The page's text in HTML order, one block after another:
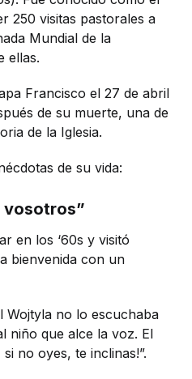
250 visitas pastorales a
Mundial de la
ellas.
Francisco el 27 de abril
de su muerte, una de
de la Iglesia.
de su vida:
vosotros”
en los ‘60s y visitó
bienvenida con un
Wojtyla no lo escuchaba
niño que alce la voz. El
no oyes, te inclinas!”.